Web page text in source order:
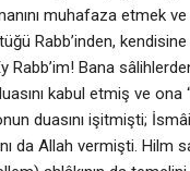
muhafaza etmek
Rabb’inden,
Rabb’im! Bana
kabul etmiş ve
duasını işitmişti;
da Allah vermişti.